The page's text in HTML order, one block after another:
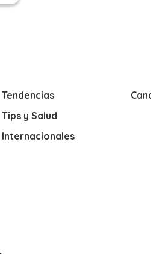
Tendencias
Tips y Salud
Internacionales